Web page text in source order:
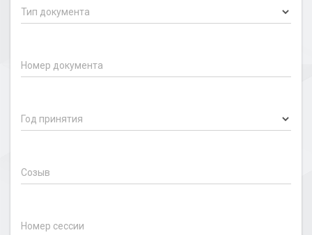
Тип документа
Номер документа
Год принятия
Созыв
Номер сессии